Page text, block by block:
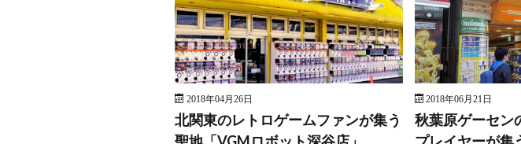
2018年04月26日
北関東のレトロゲームファンが集う
2018年06月21日
秋葉原ゲーセン